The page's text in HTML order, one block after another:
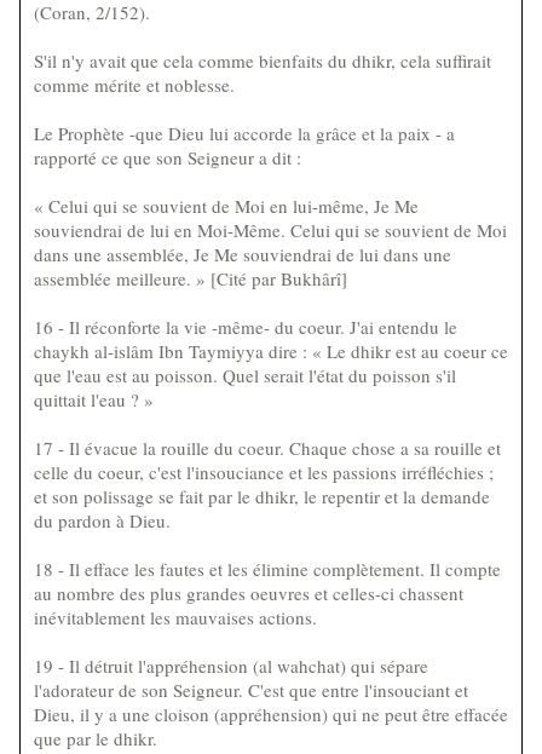
(Coran, 2/152).
S'il n'y avait que cela comme bienfaits du dhikr, cela suffirait
comme mérite et noblesse.
Le Prophète -que Dieu lui accorde la grâce et la paix - a
rapporté ce que son Seigneur a dit :
« Celui qui se souvient de Moi en lui-même, Je Me
souviendrai de lui en Moi-Même. Celui qui se souvient de Moi
dans une assemblée, Je Me souviendrai de lui dans une
assemblée meilleure. » [Cité par Bukhârî]
16 - Il réconforte la vie -même- du coeur. J'ai entendu le
chaykh al-islâm Ibn Taymiyya dire : « Le dhikr est au coeur ce
que l'eau est au poisson. Quel serait l'état du poisson s'il
quittait l'eau ? »
17 - Il évacue la rouille du coeur. Chaque chose a sa rouille et
celle du coeur, c'est l'insouciance et les passions irréfléchies ;
et son polissage se fait par le dhikr, le repentir et la demande
du pardon à Dieu.
18 - Il efface les fautes et les élimine complètement. Il compte
au nombre des plus grandes oeuvres et celles-ci chassent
inévitablement les mauvaises actions.
19 - Il détruit l'appréhension (al wahchat) qui sépare
l'adorateur de son Seigneur. C'est que entre l'insouciant et
Dieu, il y a une cloison (appréhension) qui ne peut être effacée
que par le dhikr.